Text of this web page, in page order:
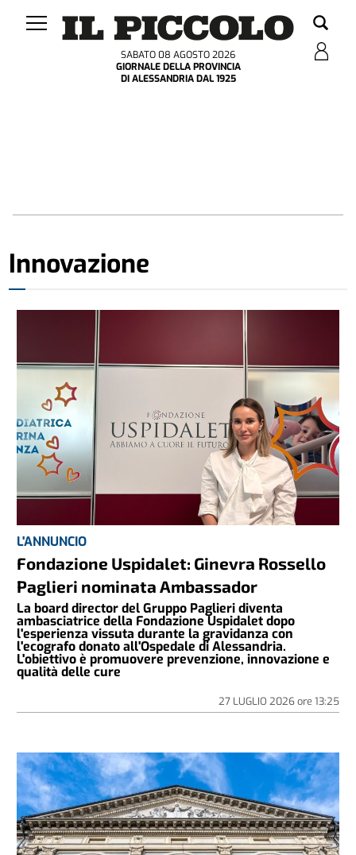
SABATO 08 AGOSTO 2026
GIORNALE DELLA PROVINCIA
DI ALESSANDRIA DAL 1925
Innovazione
L'ANNUNCIO
Fondazione Uspidalet: Ginevra Rossello
Paglieri nominata Ambassador
La board director del Gruppo Paglieri diventa
ambasciatrice della Fondazione Uspidalet dopo
l'esperienza vissuta durante la gravidanza con
l'ecografo donato all'Ospedale di Alessandria.
L'obiettivo è promuovere prevenzione, innovazione e
qualità delle cure
27 LUGLIO 2026ore 13:25